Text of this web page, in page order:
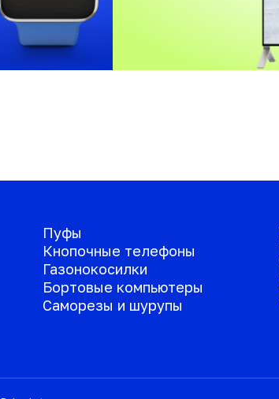
Пуфы
Кнопочные телефоны
Газонокосилки
Бортовые компьютеры
Саморезы и шурупы